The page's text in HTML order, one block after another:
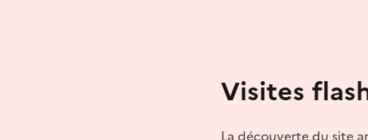
Visites
La découverte du site